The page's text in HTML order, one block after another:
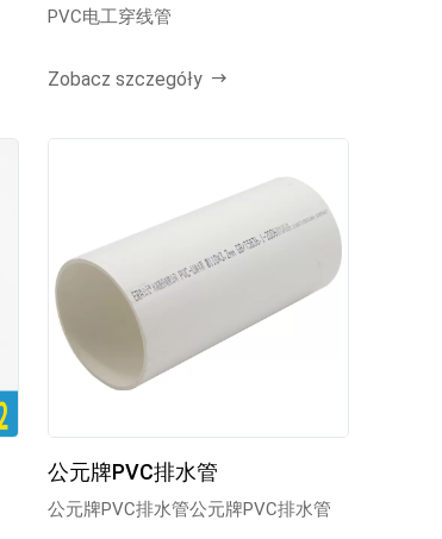
PVC电工穿线管
Zobacz szczegóły
公元牌PVC排水管
公元牌PVC排水管公元牌PVC排水管